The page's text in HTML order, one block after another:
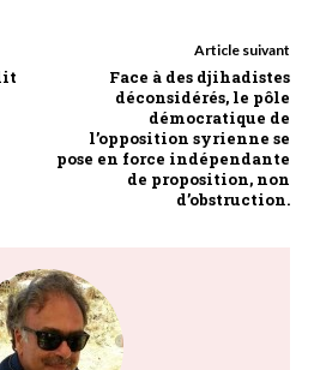
Article suivant
Face à des djihadistes
déconsidérés, le pôle
démocratique de
l’opposition syrienne se
pose en force indépendante
de proposition, non
d’obstruction.